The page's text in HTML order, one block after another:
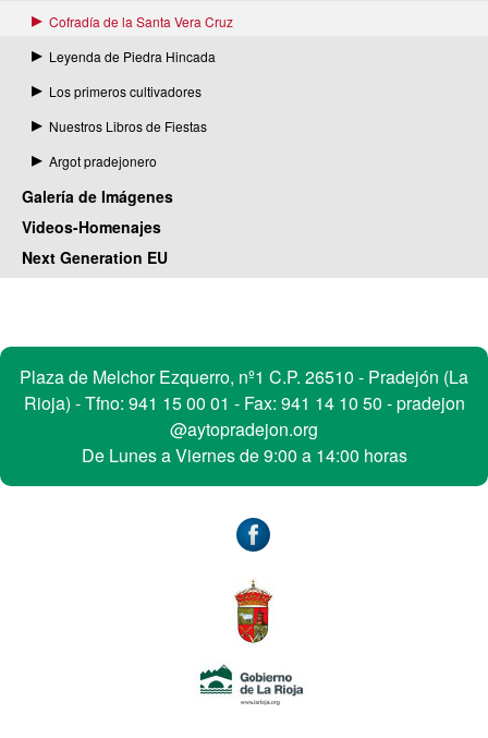
Cofradía de la Santa Vera Cruz
Leyenda de Piedra Hincada
Los primeros cultivadores
Nuestros Libros de Fiestas
Argot pradejonero
Galería de Imágenes
Videos-Homenajes
Next Generation EU
Contacto
Plaza de Melchor Ezquerro, nº1 C.P. 26510 - Pradejón (La
Rioja) - Tfno: 941 15 00 01 - Fax: 941 14 10 50 -pradejon
@aytopradejon.org
De Lunes a Viernes de 9:00 a 14:00 horas